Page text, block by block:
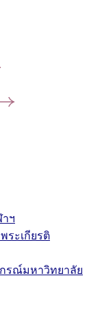
ฯ
ระเกียรติ
รณ์มหาวิทยาลัย